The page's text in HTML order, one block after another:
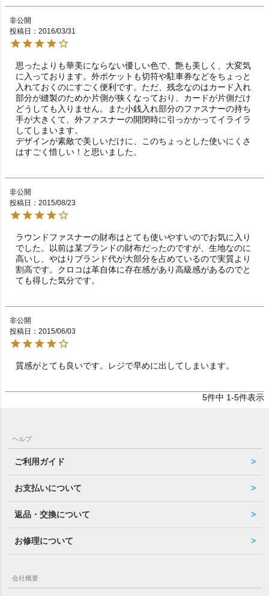
非公開
投稿日
2016/03/31
思ったよりも華美にならない優しい色で、艶も美しく、大変気
に入っております。外ポケットも切符や駐車券などをちょっと
入れておくのにすごく便利です。ただ、残念なのはカード入れ
部分が縫製のためか片側が狭くなっており、カードが片側だけ
どうしても入りません。また小銭入れ部分のファスナーの持ち
手が大きくて、外ファスナーの開閉時に引っかかってイライラ
してしまいます。
デザインが素敵で美しいだけに、このちょっとした使いにくさ
はすごく惜しい！と思いました。
非公開
投稿日
2015/08/23
ラウンドファスナーの財布はとても使いやすいのでお気に入り
でした。以前は某ブランドの財布だったのですが、生地なのに
高いし、やはりブランド代が大部分を占めているので実質より
割高です。クロコは革自体に存在感があり高級感があるのでと
ても得した気分です。
非公開
投稿日
2015/06/03
質感がとても良いです。レジで早めに出してしまいます。
5件中 1-5件表示
ヘルプ
ご利用ガイド
お支払いについて
返品・交換について
お修理について
会社概要